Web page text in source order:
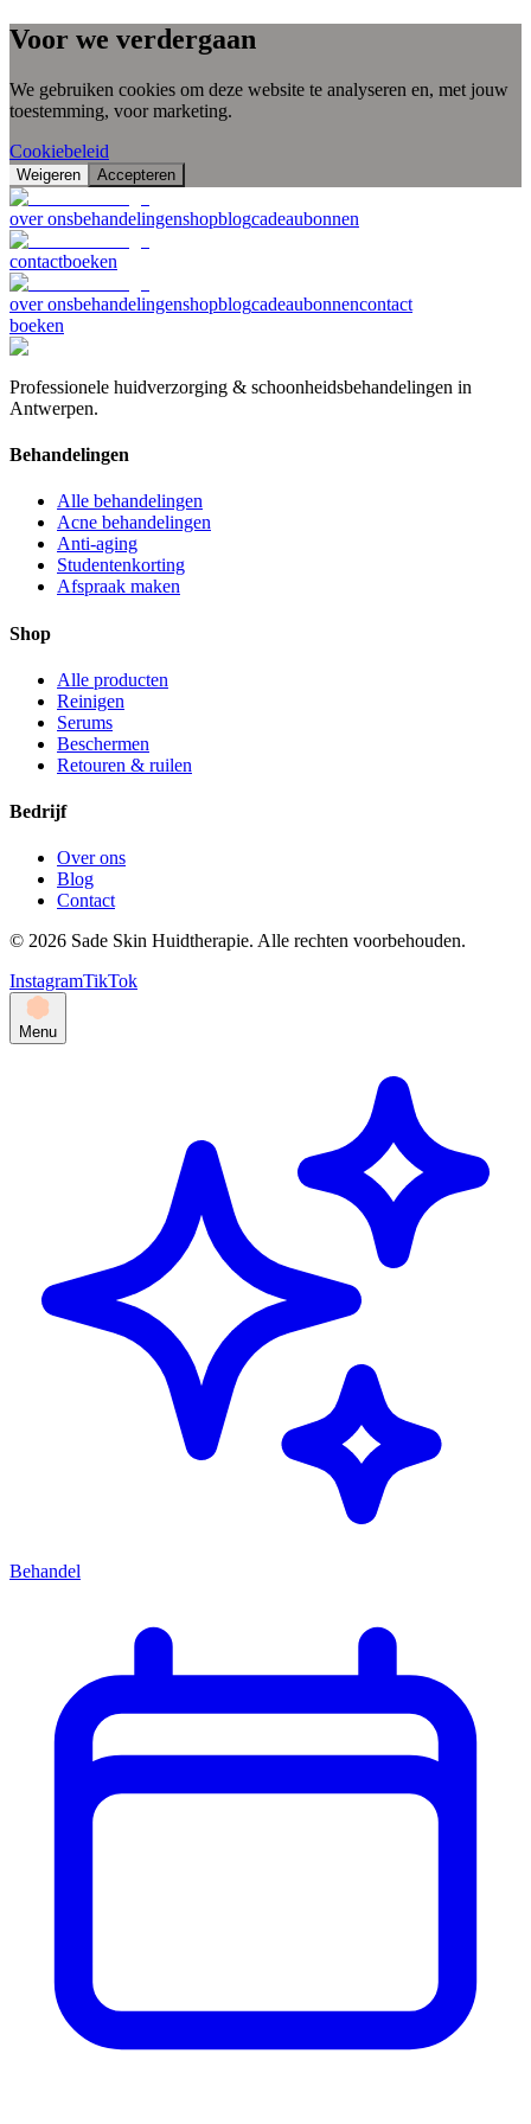
Voor we verdergaan
We gebruiken cookies om deze website te analyseren en, met jouw
toestemming, voor marketing.
Cookiebeleid
Weigeren Accepteren
over onsbehandelingenshopblogcadeaubonnen
contactboeken
over onsbehandelingenshopblogcadeaubonnencontact
boeken
Professionele huidverzorging & schoonheidsbehandelingen in
Antwerpen.
Behandelingen
Alle behandelingen
Acne behandelingen
Anti-aging
Studentenkorting
Afspraak maken
Shop
Alle producten
Reinigen
Serums
Beschermen
Retouren & ruilen
Bedrijf
Over ons
Blog
Contact
© 2026 Sade Skin Huidtherapie. Alle rechten voorbehouden.
InstagramTikTok
Menu
Behandel